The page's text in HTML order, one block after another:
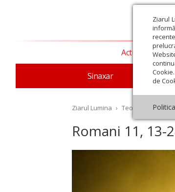
Ziarul
de
Actualitate
Sinaxar Apostolul
Ziarul Lumina › Teologie și
Romani 11, 13-